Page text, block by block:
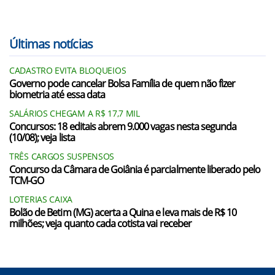
Últimas notícias
CADASTRO EVITA BLOQUEIOS
Governo pode cancelar Bolsa Família de quem não fizer
biometria até essa data
SALÁRIOS CHEGAM A R$ 17,7 MIL
Concursos: 18 editais abrem 9.000 vagas nesta segunda
(10/08); veja lista
TRÊS CARGOS SUSPENSOS
Concurso da Câmara de Goiânia é parcialmente liberado pelo
TCM-GO
LOTERIAS CAIXA
Bolão de Betim (MG) acerta a Quina e leva mais de R$ 10
milhões; veja quanto cada cotista vai receber